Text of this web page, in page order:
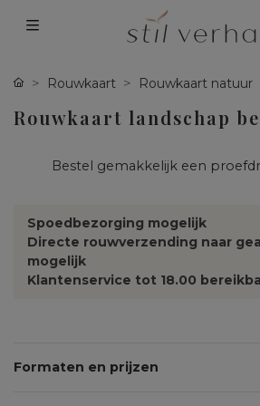
Rouwkaart Rouwkaart natuur
Rouwkaart landschap
Bestel gemakkelijk een
Spoedbezorging mogelijk
Directe rouwverzending naar
mogelijk
Klantenservice tot 18.00
Formaten en prijzen